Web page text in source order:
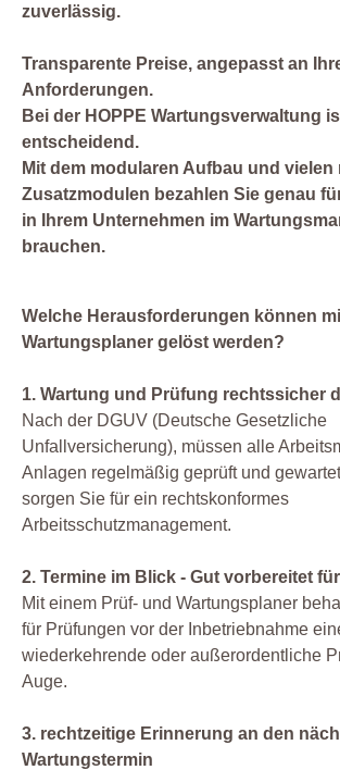
zuverlässig.
Transparente Preise, angepasst an
Anforderungen.
Bei der HOPPE Wartungsverwaltung
entscheidend.
Mit dem modularen Aufbau und vielen
Zusatzmodulen bezahlen Sie genau
in Ihrem Unternehmen im
brauchen.
Welche Herausforderungen können
Wartungsplaner gelöst werden?
1. Wartung und Prüfung rechtssicher
Nach der DGUV (Deutsche Gesetzliche
Unfallversicherung), müssen alle
Anlagen regelmäßig geprüft und
sorgen Sie für ein rechtskonformes
Arbeitsschutzmanagement.
2. Termine im Blick - Gut vorbereitet
Mit einem Prüf- und Wartungsplaner
für Prüfungen vor der Inbetriebnahme
wiederkehrende oder außerordentliche
Auge.
3. rechtzeitige Erinnerung an den
Wartungstermin